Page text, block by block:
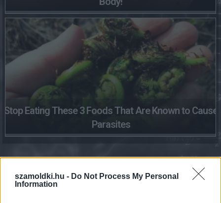
szamoldki.hu - Do Not Process My Personal
Information
Stop Eating These 3 Foods That Are Known to Cause
Parasites
Földgáz diktálás MVM: mérőállás-bejelentés,
számlázás és gázárak érthetően